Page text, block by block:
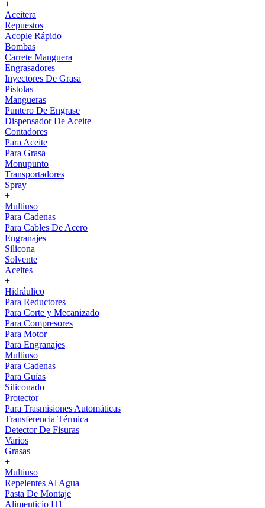
+
Aceitera
Repuestos
Acople Rápido
Bombas
Carrete Manguera
Engrasadores
Inyectores De Grasa
Pistolas
Mangueras
Puntero De Engrase
Dispensador De Aceite
Contadores
Para Aceite
Para Grasa
Monupunto
Transportadores
Spray
+
Multiuso
Para Cadenas
Para Cables De Acero
Engranajes
Silicona
Solvente
Aceites
+
Hidráulico
Para Reductores
Para Corte y Mecanizado
Para Compresores
Para Motor
Para Engranajes
Multiuso
Para Cadenas
Para Guías
Siliconado
Protector
Para Trasmisiones Automáticas
Transferencia Térmica
Detector De Fisuras
Varios
Grasas
+
Multiuso
Repelentes Al Agua
Pasta De Montaje
Alimenticio H1